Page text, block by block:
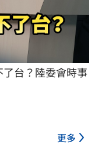
了台？陸委會時事
更多